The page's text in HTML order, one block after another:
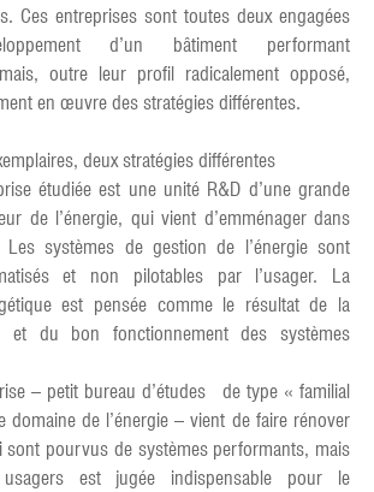
Ces entreprises sont toutes deux engagées
d’un bâtiment performant
outre leur profil radicalement opposé,
en œuvre des stratégies différentes.
deux stratégies différentes
étudiée est une unité R&D d’une grande
de l’énergie, qui vient d’emménager dans
systèmes de gestion de l’énergie sont
et non pilotables par l’usager. La
est pensée comme le résultat de la
et du bon fonctionnement des systèmes
– petit bureau d’études de type « familial
domaine de l’énergie – vient de faire rénover
sont pourvus de systèmes performants, mais
usagers est jugée indispensable pour le